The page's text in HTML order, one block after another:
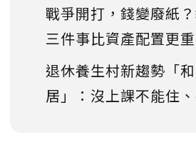
戰爭開打，錢變廢紙
三件事比資產配置更重
退休養生村新趨勢「
居」：沒上課不能住